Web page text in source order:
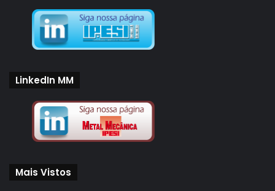
LinkedIn MM
Mais Vistos